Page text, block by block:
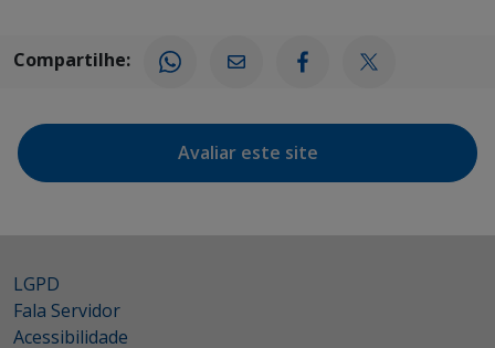
Compartilhe:
Avaliar este site
LGPD
Fala Servidor
Acessibilidade